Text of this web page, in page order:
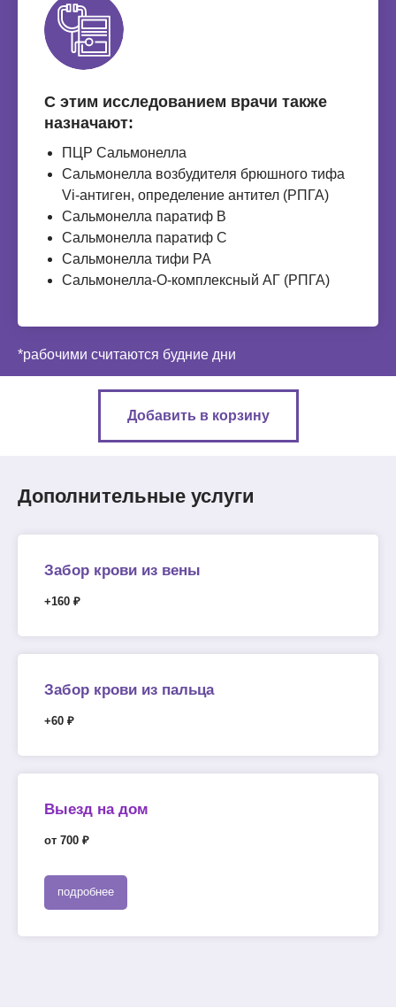
С этим исследованием врачи также
назначают:
ПЦР Сальмонелла
Сальмонелла возбудителя брюшного тифа
Vi-антиген, определение антител (РПГА)
Сальмонелла паратиф В
Сальмонелла паратиф С
Сальмонелла тифи РА
Сальмонелла-О-комплексный АГ (РПГА)
*рабочими считаются будние дни
Добавить в корзину
Дополнительные услуги
Забор крови из вены
+160 ₽
Забор крови из пальца
+60 ₽
Выезд на дом
от 700 ₽
подробнее